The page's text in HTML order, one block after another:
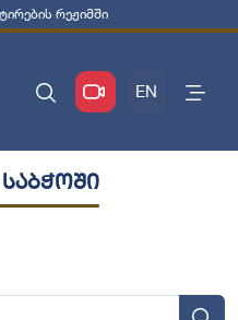
რეჟიმში
EN